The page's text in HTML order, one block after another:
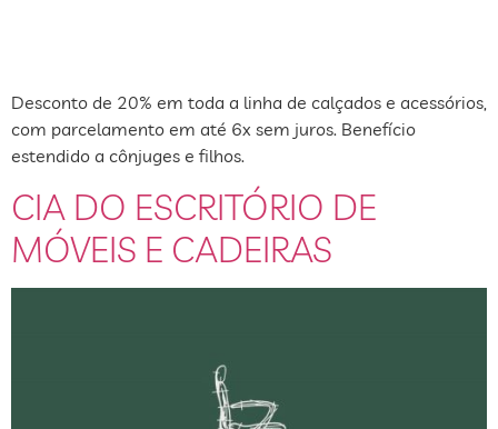
Desconto de 20% em toda a linha de calçados e acessórios,
com parcelamento em até 6x sem juros. Benefício
estendido a cônjuges e filhos.
CIA DO ESCRITÓRIO DE
MÓVEIS E CADEIRAS